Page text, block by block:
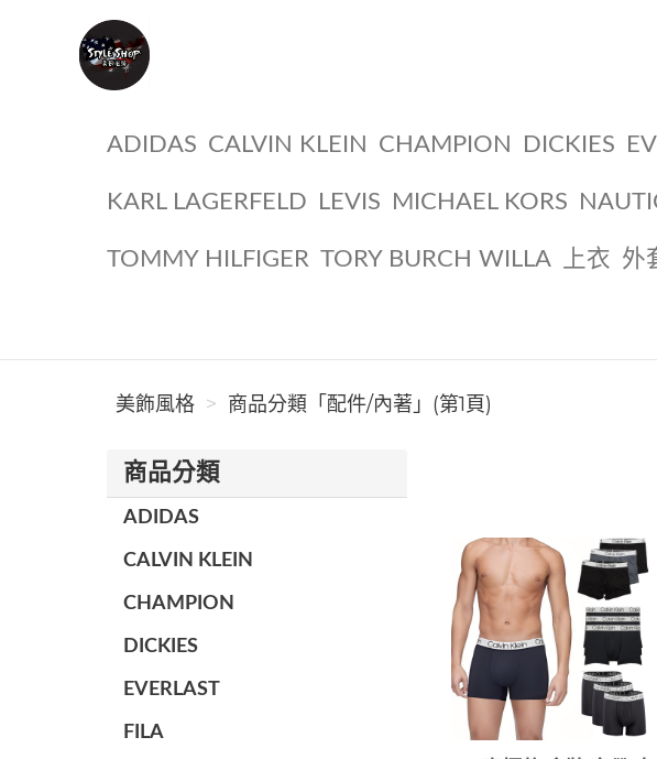
ADIDAS CALVIN KLEIN CHAMPION DICKIES
KARL LAGERFELD LEVIS MICHAEL KORS
TOMMY HILFIGER TORY BURCH WILLA 上衣 外
美飾風格 商品分類「配件/內著」(第1頁)
商品分類
ADIDAS
CALVIN KLEIN
CHAMPION
DICKIES
EVERLAST
FILA